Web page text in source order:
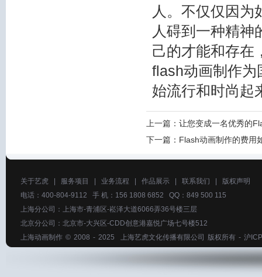
人。不仅仅因为
人碍到一种精神
己的才能和存在
flash动画制作为
始流行和时尚起
上一篇： 让您变成一名优秀的
下一篇： Flash动画制作的费用
关于艺虎 服务项目 业务流程 作品展示 联系我们
版权声明
电话：400-804-9112 手 机：156 1808 6852 QQ：849 500 115
上海分公司：上海市-青浦区-崧泽大道6066弄36号楼三层
北京分公司：北京市-大兴区-CDD创意港嘉悦广场七号楼512
上海动画制作 © 2008 - 2025 上海艺虎文化传播有限公司 版权所有 - 沪